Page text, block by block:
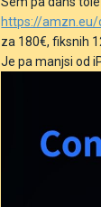
https://amzn.eu/
za 180€, fiksnih
Je pa manjsi od